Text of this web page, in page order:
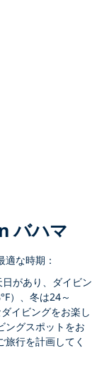
バハマ
な時期：
日があり、ダイビン
）、冬は24～
イビングをお楽し
ングスポットをお
旅行を計画してく